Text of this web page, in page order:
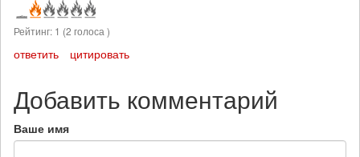
Рейтинг: 1 (2 голоса )
ответить цитировать
Добавить комментарий
Ваше имя